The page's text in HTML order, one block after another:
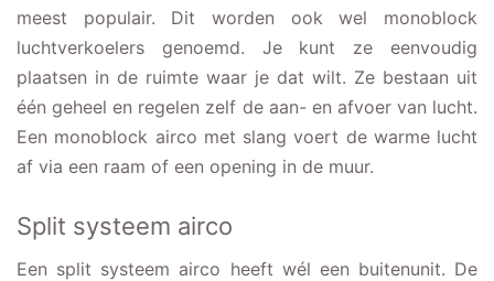
meest populair. Dit worden ook wel monoblock
luchtverkoelers genoemd. Je kunt ze eenvoudig
plaatsen in de ruimte waar je dat wilt. Ze bestaan uit
één geheel en regelen zelf de aan- en afvoer van lucht.
Een monoblock airco met slang voert de warme lucht
af via een raam of een opening in de muur.
Split systeem airco
Een split systeem airco heeft wél een buitenunit. De